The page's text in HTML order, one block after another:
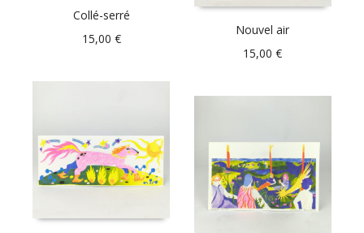
Collé-serré
15,00 €
Nouvel air
15,00€